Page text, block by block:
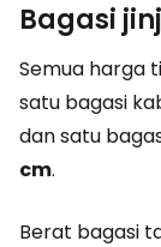
Bagasi
Semua harga
satu bagasi
dan satu
cm.
Berat bagasi